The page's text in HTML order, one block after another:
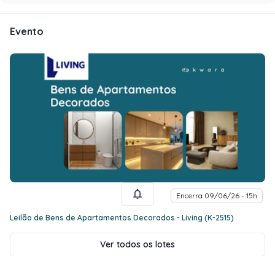
Evento
Encerra 09/06/26 - 15h
Leilão de Bens de Apartamentos Decorados - Living (K-2515)
Ver todos os lotes